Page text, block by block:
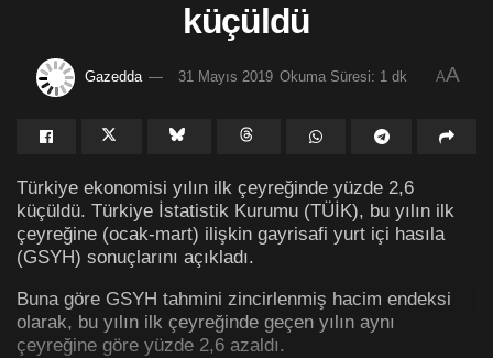
küçüldü
Gazedda 31 Mayıs 2019 Okuma Süresi: 1 dk AA
Türkiye ekonomisi yılın ilk çeyreğinde yüzde 2,6
küçüldü. Türkiye İstatistik Kurumu (TÜİK), bu yılın ilk
çeyreğine (ocak-mart) ilişkin gayrisafi yurt içi hasıla
(GSYH) sonuçlarını açıkladı.
Buna göre GSYH tahmini zincirlenmiş hacim endeksi
olarak, bu yılın ilk çeyreğinde geçen yılın aynı
çeyreğine göre yüzde 2,6 azaldı.